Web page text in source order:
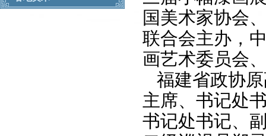
国美术家协会
联合会主办，
画艺术委员会
福建省政协
主席、书记处
书记处书记、